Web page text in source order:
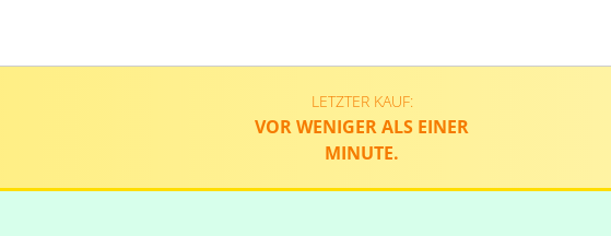
LETZTER KAUF:
VOR WENIGER ALS EINER
MINUTE.